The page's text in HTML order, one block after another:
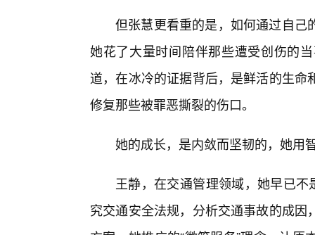
但张慧更看重的是，如何通过自己
她花了大量时间陪伴那些遭受创伤的
道，在冰冷的证据背后，是鲜活的生
修复那些被罪恶撕裂的伤口。
她的成长，是内敛而坚韧的，她用
王静，在交通管理领域，她早已不
究交通安全法规，分析交通事故的成